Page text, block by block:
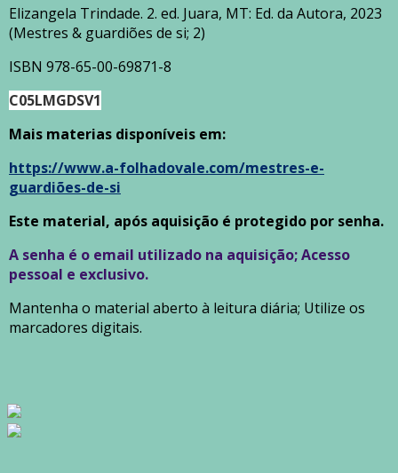
Elizangela Trindade. 2. ed. Juara, MT: Ed. da Autora, 2023
(Mestres & guardiões de si; 2)
ISBN 978-65-00-69871-8
C05LMGDSV1
Mais materias disponíveis em:
https://www.a-folhadovale.com/mestres-e-
guardiões-de-si
Este material, após aquisição é protegido por senha.
A senha é o email utilizado na aquisição; Acesso
pessoal e exclusivo.
Mantenha o material aberto à leitura diária; Utilize os
marcadores digitais.